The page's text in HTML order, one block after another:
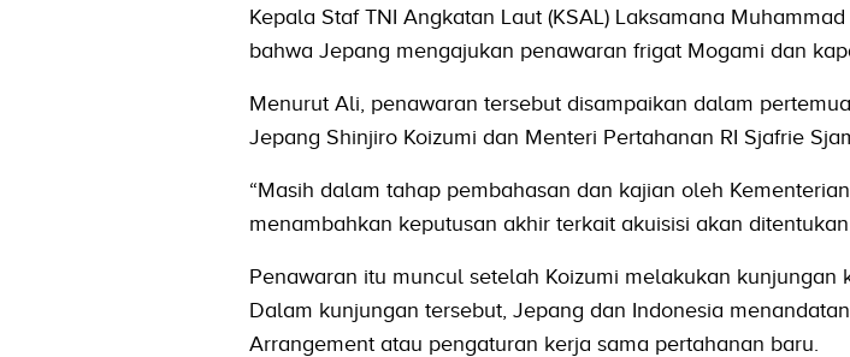
Kepala Staf TNI Angkatan Laut (KSAL) Laksamana
bahwa Jepang mengajukan penawaran frigat Mogami dan
Menurut Ali, penawaran tersebut disampaikan dalam
Jepang Shinjiro Koizumi dan Menteri Pertahanan RI Sjafrie
“Masih dalam tahap pembahasan dan kajian oleh
menambahkan keputusan akhir terkait akuisisi akan
Penawaran itu muncul setelah Koizumi melakukan
Dalam kunjungan tersebut, Jepang dan Indonesia
Arrangement atau pengaturan kerja sama pertahanan baru.